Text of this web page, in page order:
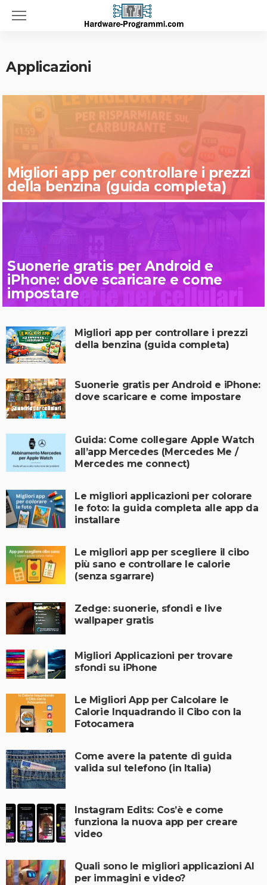
Applicazioni
Migliori app per controllare i prezzi
della benzina (guida completa)
Suonerie gratis per Android e
iPhone: dove scaricare e come
impostare
Migliori app per controllare i prezzi
della benzina (guida completa)
Suonerie gratis per Android e iPhone:
dove scaricare e come impostare
Guida: Come collegare Apple Watch
all’app Mercedes (Mercedes Me /
Mercedes me connect)
Le migliori applicazioni per colorare
le foto: la guida completa alle app da
installare
Le migliori app per scegliere il cibo
più sano e controllare le calorie
(senza sgarrare)
Zedge: suonerie, sfondi e live
wallpaper gratis
Migliori Applicazioni per trovare
sfondi su iPhone
Le Migliori App per Calcolare le
Calorie Inquadrando il Cibo con la
Fotocamera
Come avere la patente di guida
valida sul telefono (in Italia)
Instagram Edits: Cos’è e come
funziona la nuova app per creare
video
Quali sono le migliori applicazioni AI
per immagini e video?